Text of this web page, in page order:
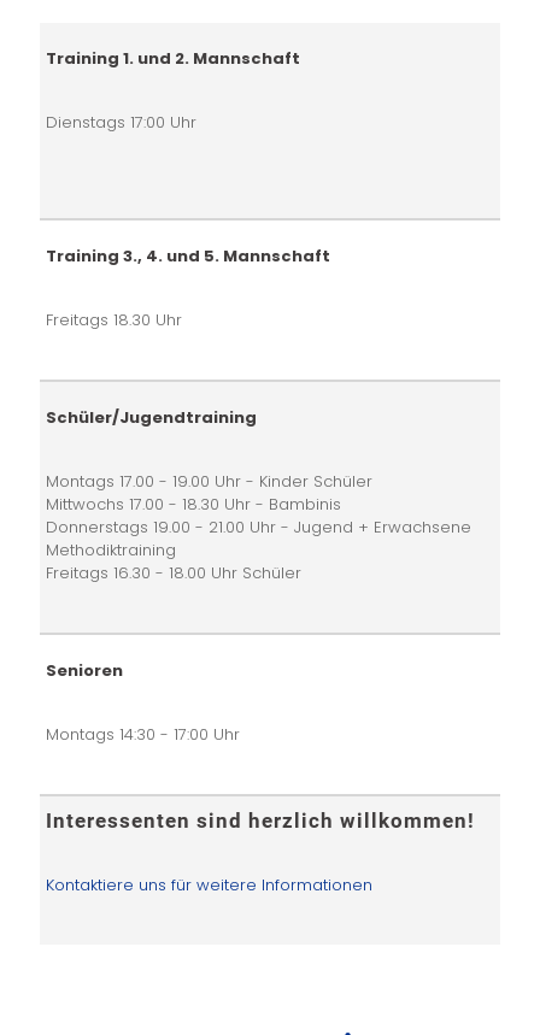
Training 1. und 2. Mannschaft
Dienstags 17:00 Uhr
Training 3., 4. und 5. Mannschaft
Freitags 18.30 Uhr
Schüler/Jugendtraining
Montags 17.00 - 19.00 Uhr - Kinder Schüler
Mittwochs 17.00 - 18.30 Uhr - Bambinis
Donnerstags 19.00 - 21.00 Uhr - Jugend + Erwachsene
Methodiktraining
Freitags 16.30 - 18.00 Uhr Schüler
Senioren
Montags 14:30 - 17:00 Uhr
Interessenten sind herzlich willkommen!
Kontaktiere uns für weitere Informationen